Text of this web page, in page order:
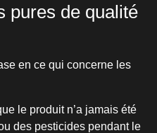
pures de qualité
en ce qui concerne les
le produit n’a jamais été
des pesticides pendant le